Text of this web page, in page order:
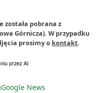
pobrana z
Górnicza). W przypadku
prosimy o kontakt.
Google News